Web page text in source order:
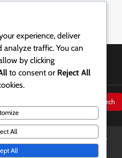
Theme: Updated News By
experience, deliver
traffic. You can
by clicking
to consent or Reject All
All
All